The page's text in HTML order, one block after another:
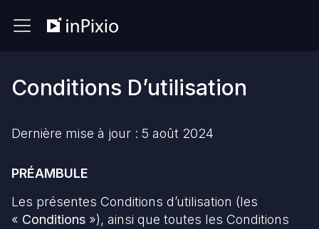
Conditions D’utilisation
Dernière mise à jour : 5 août 2024
PRÉAMBULE
Les présentes Conditions d’utilisation (les
« Conditions »), ainsi que toutes les Conditions